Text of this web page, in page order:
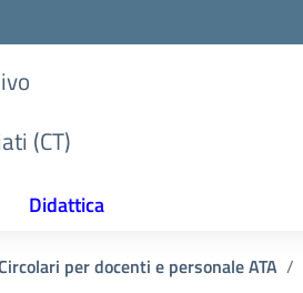
(CT)
Didattica
per docenti e personale ATA